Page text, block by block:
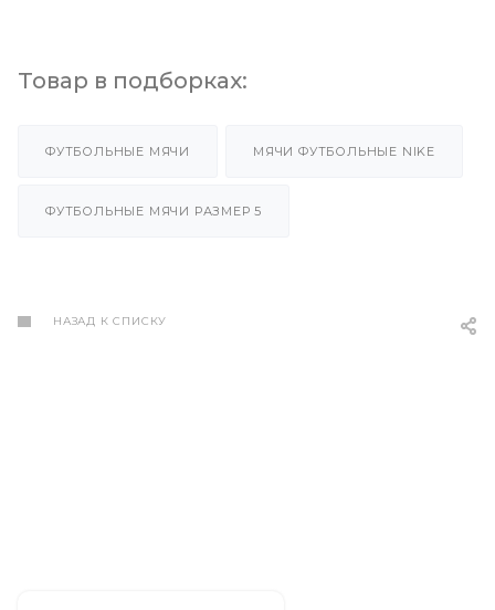
Товар в подборках:
ФУТБОЛЬНЫЕ МЯЧИ МЯЧИ ФУТБОЛЬНЫЕ NIKE
ФУТБОЛЬНЫЕ МЯЧИ РАЗМЕР 5
НАЗАД К СПИСКУ